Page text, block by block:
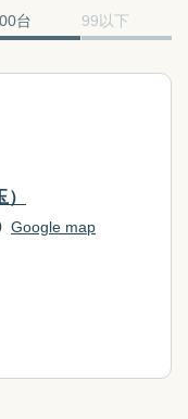
台 99以下
Google map